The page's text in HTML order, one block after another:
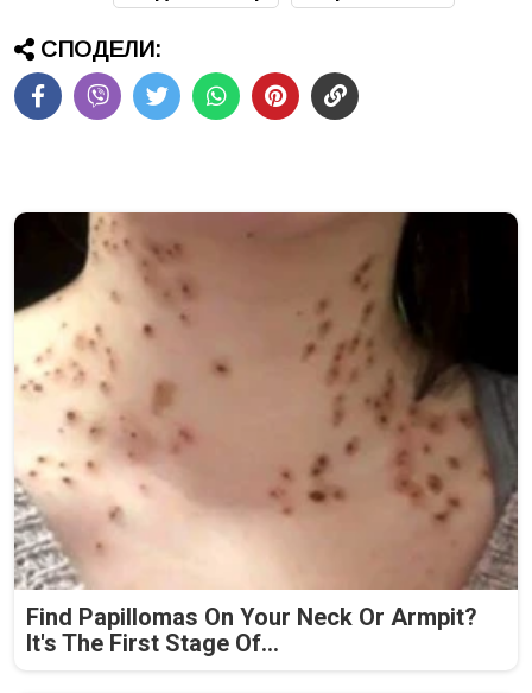
СПОДЕЛИ:
Find Papillomas On Your Neck Or Armpit?
It's The First Stage Of...